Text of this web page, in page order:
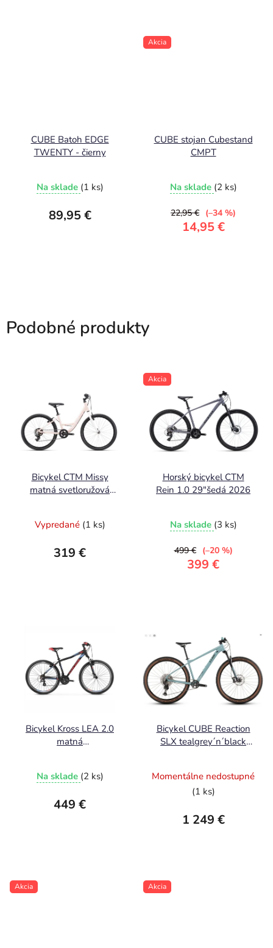
CUBE Batoh EDGE
TWENTY - čierny
Na sklade (1 ks)
89,95 €
Akcia
CUBE stojan Cubestand
CMPT
Na sklade (2 ks)
14,95 €
22,95 € (–34 %)
Podobné produkty
Bicykel CTM Missy
matná svetloružová
Vypredané (1 ks)
319 €
Akcia
Horský bicykel CTM
Rein 1.0 29"šedá 2026
Na sklade (3 ks)
399 €
499 € (–20 %)
Bicykel Kross LEA 2.0
matná
Na sklade (2 ks)
449 €
Bicykel CUBE Reaction
SLX tealgrey´n´black
Momentálne nedostupné
(1 ks)
1 249 €
Akcia Akcia